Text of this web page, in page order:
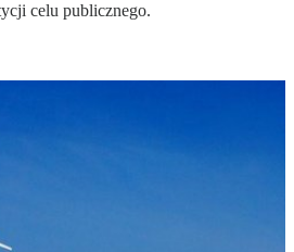
celu publicznego.